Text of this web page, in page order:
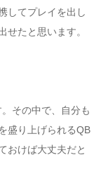
してプレイを出し
せたと思います。
その中で、自分も
盛り上げられるQB
おけば大丈夫だと